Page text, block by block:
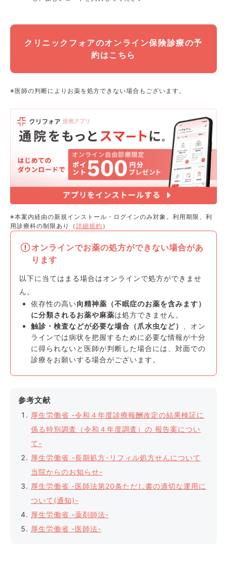
クリニックフォアのオンライン保険診療の予
約はこちら
※医師の判断によりお薬を処方できない場合もございます。
※本案内経由の新規インストール・ログインのみ対象。利用期限、利
用診療科の制限あり（ 詳細規約 ）
オンラインでお薬の処方ができない場合があ
ります
以下に当てはまる場合はオンラインで処方ができませ
ん。
依存性の高い向精神薬（不眠症のお薬を含みます）
に分類されるお薬や麻薬は処方できません。
触診・検査などが必要な場合（爪水虫など）
、オン
ラインでは病状を把握するために必要な情報が十分
に得られないと医師が判断した場合には、対面での
診療をお願いする場合がございます。
参考文献
厚生労働省 -令和４年度診療報酬改定の結果検証に
係る特別調査（令和４年度調査）の 報告案につい
て-
厚生労働省 -長期処方･リフィル処方せんについて
当院からのお知らせ-
厚生労働省 -医師法第20条ただし書の適切な運用に
ついて(通知)-
厚生労働省 -薬剤師法-
厚生労働省 -医師法-